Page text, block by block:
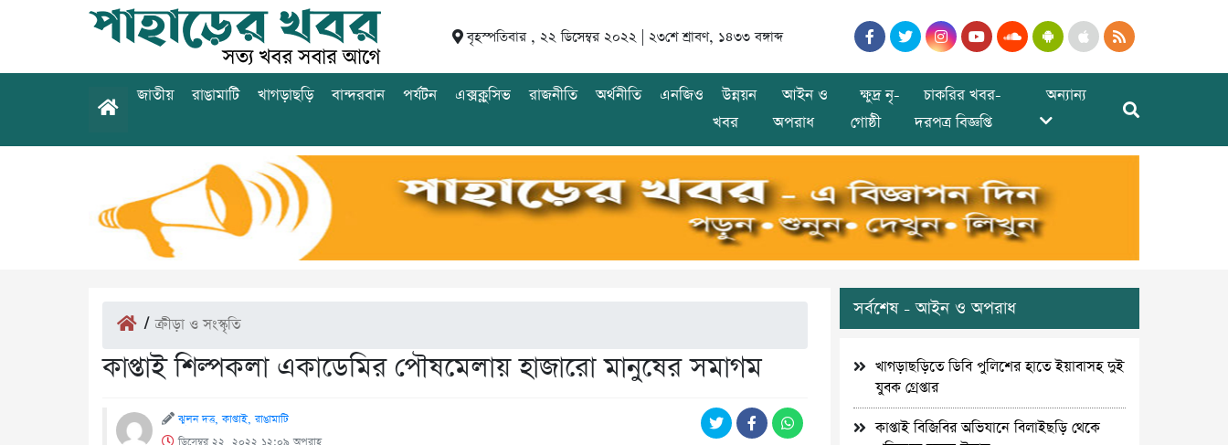
বৃহস্পতিবার , ২২ ডিসেম্বর ২০২২ | ২৩শে শ্রাবণ, ১৪৩৩ বঙ্গাব্দ
জাতীয় রাঙামাটি খাগড়াছড়ি বান্দরবান পর্যটন এক্সক্লুসিভ রাজনীতি অর্থনীতি এনজিও
উন্নয়ন
খবর
আইন ও
অপরাধ
ক্ষুদ্র নৃ-
গোষ্ঠী
চাকরির খবর-
দরপত্র বিজ্ঞপ্তি
অন্যান্য
/ক্রীড়া ও সংস্কৃতি
কাপ্তাই শিল্পকলা একাডেমির পৌষমেলায় হাজারো মানুষের সমাগম
ঝুলন দত্ত, কাপ্তাই, রাঙামাটি
সর্বশেষ - আইন ও অপরাধ
খাগড়াছড়িতে ডিবি পুলিশের হাতে ইয়াবাসহ দুই
যুবক গ্রেপ্তার
কাপ্তাই বিজিবির অভিযানে বিলাইছড়ি থেকে